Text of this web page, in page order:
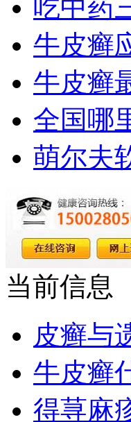
吃中药
牛皮癣
牛皮癣
全国哪
萌尔夫
当前信息
皮癣与
牛皮癣
得荨麻